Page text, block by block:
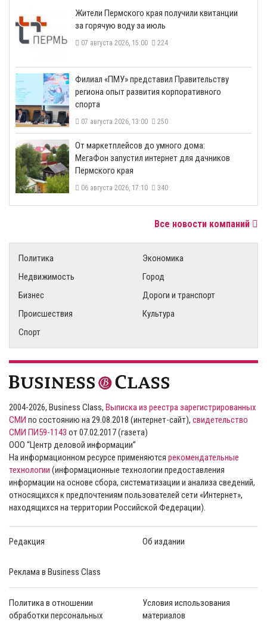
​Жители Пермского края получили квитанции
за горячую воду за июль
07 августа 2026, 15:00 224
​Филиал «ПМУ» представил Правительству
региона опыт развития корпоративного
спорта
07 августа 2026, 13:00 250
От маркетплейсов до умного дома:
МегаФон запустил интернет для дачников
Пермского края
06 августа 2026, 17:10 340
Все новости компаний
Политика
Экономика
Недвижимость
Город
Бизнес
Дороги и транспорт
Происшествия
Культура
Спорт
2004-2026, Business Class, Выписка из реестра зарегистрированных
СМИ по состоянию на 29.08.2018 (интернет-сайт), свидетельство
СМИ ПИ59-1143 от 07.02.2017 (газета)
ООО “Центр деловой информации”
На информационном ресурсе применяются рекомендательные
технологии (информационные технологии предоставления
информации на основе сбора, систематизации и анализа сведений,
относящихся к предпочтениям пользователей сети «Интернет»,
находящихся на территории Российской Федерации).
Редакция Об издании
Реклама в Business Class
Политика в отношении
обработки персональных
Условия использования
материалов